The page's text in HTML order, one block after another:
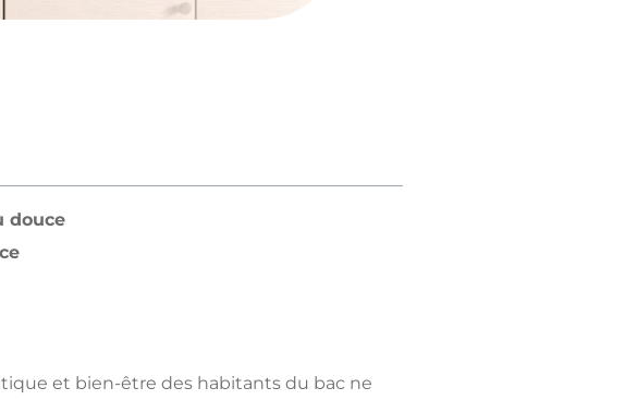
douce
et bien-être des habitants du bac ne